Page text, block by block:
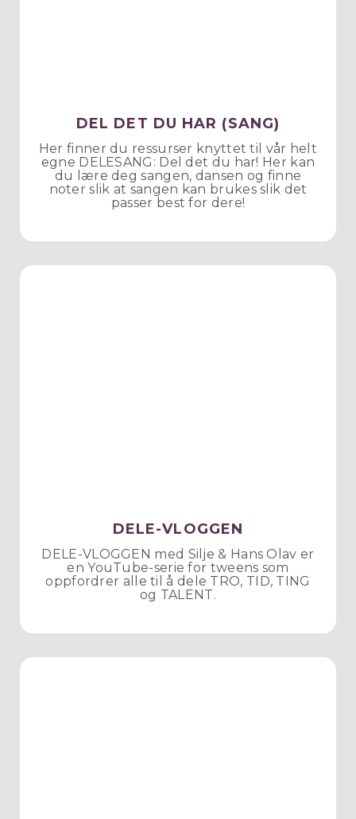
DEL DET DU HAR (SANG)
Her finner du ressurser knyttet til vår helt
egne DELESANG: Del det du har! Her kan
du lære deg sangen, dansen og finne
noter slik at sangen kan brukes slik det
passer best for dere!
DELE-VLOGGEN
DELE-VLOGGEN med Silje & Hans Olav er
en YouTube-serie for tweens som
oppfordrer alle til å dele TRO, TID, TING
og TALENT.